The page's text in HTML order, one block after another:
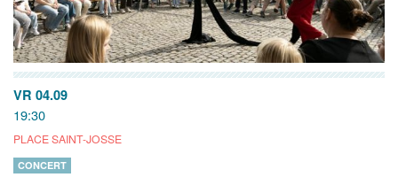
VR 04.09
19:30
PLACE SAINT-JOSSE
CONCERT